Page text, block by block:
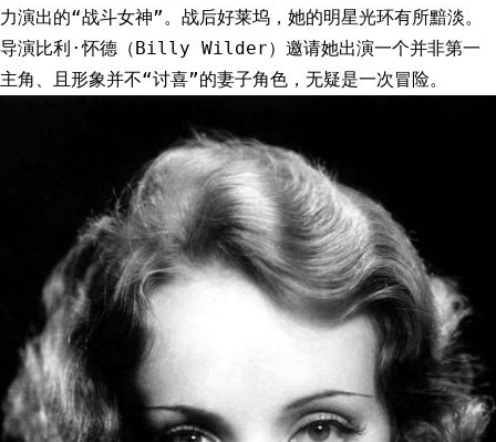
力演出的“战斗女神”。战后好莱坞，她的明星光环有所黯淡。
导演比利·怀德（Billy Wilder）邀请她出演一个并非第一
主角、且形象并不“讨喜”的妻子角色，无疑是一次冒险。